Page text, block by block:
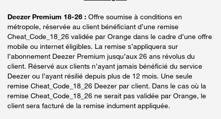
Deezer Premium 18-26 : Offre soumise à conditions en
métropole, réservée au client bénéficiant d’une remise
Cheat_Code_18_26 validée par Orange dans le cadre d’une offre
mobile ou internet éligibles. La remise s’appliquera sur
l’abonnement Deezer Premium jusqu’aux 26 ans révolus du
client. Réservé aux clients n’ayant jamais bénéficié du service
Deezer ou l’ayant résilié depuis plus de 12 mois. Une seule
remise Cheat_Code_18_26 Deezer par client. Dans le cas où la
remise Cheat_Code_18_26 ne serait pas validée par Orange, le
client sera facturé de la remise indument appliquée.